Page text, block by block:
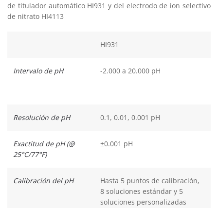
de titulador automático HI931 y del electrodo de ion selectivo
de nitrato HI4113
HI931
Intervalo de pH -2.000 a 20.000 pH
Resolución de pH 0.1, 0.01, 0.001 pH
Exactitud de pH (@
25°C/77°F)
±0.001 pH
Calibración del pH
Hasta 5 puntos de calibración,
8 soluciones estándar y 5
soluciones personalizadas